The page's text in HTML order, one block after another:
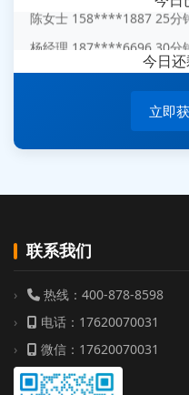
杨经理 187****6696 30分
周总 136****0539 35分钟
今日
立即
联系我们
热线：400-878-8598
电话：17620070031
微信：17620070031